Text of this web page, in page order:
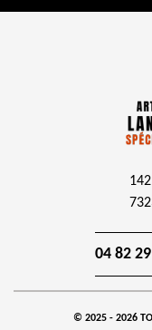
04 82
© 2025 - 2026